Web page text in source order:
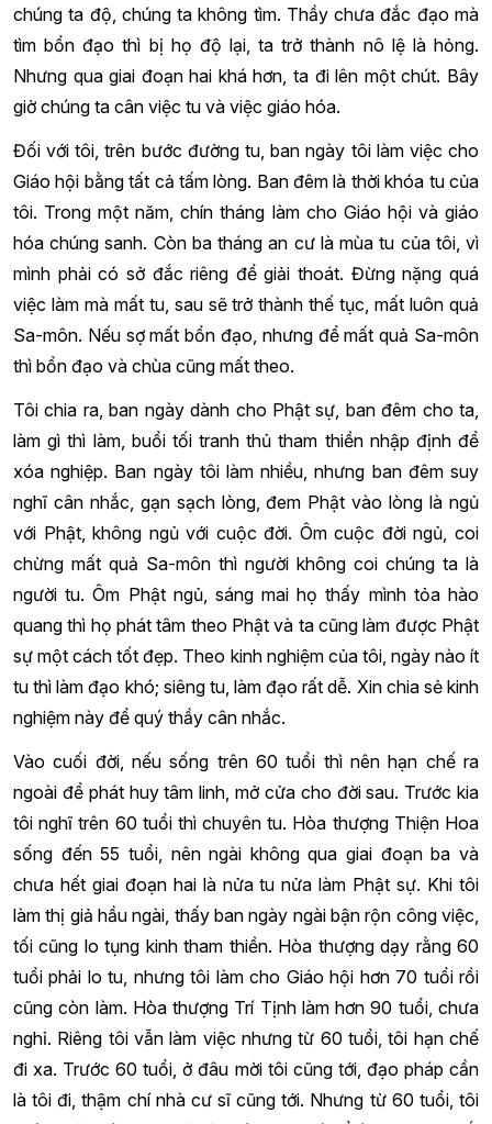
chúng ta độ, chúng ta không tìm. Thầy chưa đắc đạo mà
tìm bổn đạo thì bị họ độ lại, ta trở thành nô lệ là hỏng.
Nhưng qua giai đoạn hai khá hơn, ta đi lên một chút. Bây
giờ chúng ta cân việc tu và việc giáo hóa.
Đối với tôi, trên bước đường tu, ban ngày tôi làm việc cho
Giáo hội bằng tất cả tấm lòng. Ban đêm là thời khóa tu của
tôi. Trong một năm, chín tháng làm cho Giáo hội và giáo
hóa chúng sanh. Còn ba tháng an cư là mùa tu của tôi, vì
mình phải có sở đắc riêng để giải thoát. Đừng nặng quá
việc làm mà mất tu, sau sẽ trở thành thế tục, mất luôn quả
Sa-môn. Nếu sợ mất bổn đạo, nhưng để mất quả Sa-môn
thì bổn đạo và chùa cũng mất theo.
Tôi chia ra, ban ngày dành cho Phật sự, ban đêm cho ta,
làm gì thì làm, buổi tối tranh thủ tham thiền nhập định để
xóa nghiệp. Ban ngày tôi làm nhiều, nhưng ban đêm suy
nghĩ cân nhắc, gạn sạch lòng, đem Phật vào lòng là ngủ
với Phật, không ngủ với cuộc đời. Ôm cuộc đời ngủ, coi
chừng mất quả Sa-môn thì người không coi chúng ta là
người tu. Ôm Phật ngủ, sáng mai họ thấy mình tỏa hào
quang thì họ phát tâm theo Phật và ta cũng làm được Phật
sự một cách tốt đẹp. Theo kinh nghiệm của tôi, ngày nào ít
tu thì làm đạo khó; siêng tu, làm đạo rất dễ. Xin chia sẻ kinh
nghiệm này để quý thầy cân nhắc.
Vào cuối đời, nếu sống trên 60 tuổi thì nên hạn chế ra
ngoài để phát huy tâm linh, mở cửa cho đời sau. Trước kia
tôi nghĩ trên 60 tuổi thì chuyên tu. Hòa thượng Thiện Hoa
sống đến 55 tuổi, nên ngài không qua giai đoạn ba và
chưa hết giai đoạn hai là nửa tu nửa làm Phật sự. Khi tôi
làm thị giả hầu ngài, thấy ban ngày ngài bận rộn công việc,
tối cũng lo tụng kinh tham thiền. Hòa thượng dạy rằng 60
tuổi phải lo tu, nhưng tôi làm cho Giáo hội hơn 70 tuổi rồi
cũng còn làm. Hòa thượng Trí Tịnh làm hơn 90 tuổi, chưa
nghỉ. Riêng tôi vẫn làm việc nhưng từ 60 tuổi, tôi hạn chế
đi xa. Trước 60 tuổi, ở đâu mời tôi cũng tới, đạo pháp cần
là tôi đi, thậm chí nhà cư sĩ cũng tới. Nhưng từ 60 tuổi, tôi